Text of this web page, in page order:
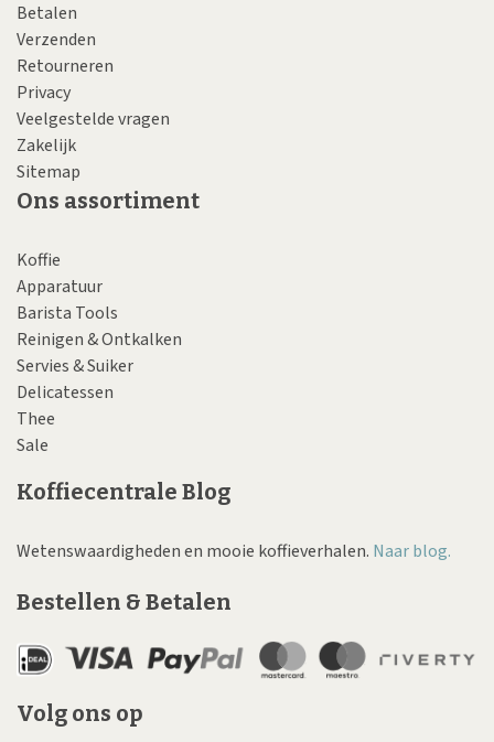
Betalen
Verzenden
Retourneren
Privacy
Veelgestelde vragen
Zakelijk
Sitemap
Ons assortiment
Koffie
Apparatuur
Barista Tools
Reinigen & Ontkalken
Servies & Suiker
Delicatessen
Thee
Sale
Koffiecentrale Blog
Wetenswaardigheden en mooie koffieverhalen. Naar blog.
Bestellen & Betalen
Volg ons op